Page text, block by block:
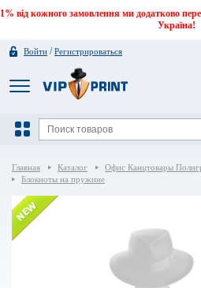
1% від кожного замовлення ми додатково
Україна!
Войти /Регистрироваться
Главная Каталог Офис Канцтовары
Блокноты на пружине